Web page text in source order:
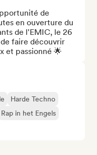
de
en ouverture du
de l'EMIC, le 26
faire découvrir
et passionné 🌟
Harde Techno
Rap in het Engels